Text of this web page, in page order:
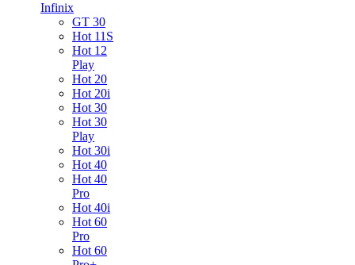
Infinix
GT 30
Hot 11S
Hot 12
Play
Hot 20
Hot 20i
Hot 30
Hot 30
Play
Hot 30i
Hot 40
Hot 40
Pro
Hot 40i
Hot 60
Pro
Hot 60